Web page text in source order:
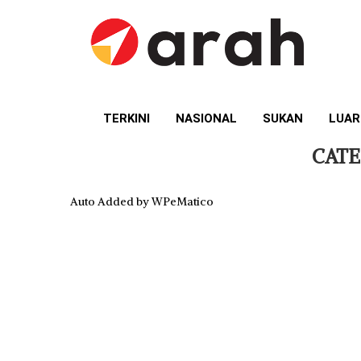
TERKINI NASIONAL SUKAN
Auto Added by WPeMatico